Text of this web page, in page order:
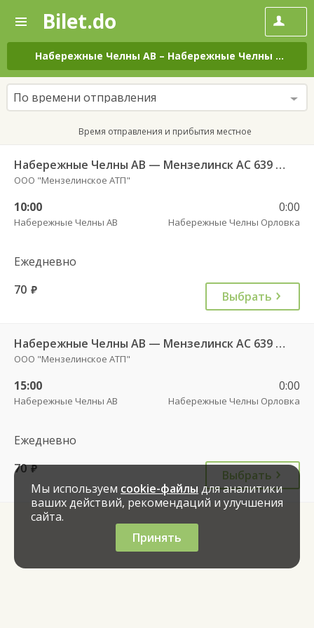
—
Поиск
и
покупка
билетов
на
автобус
онлайн
Bilet.do
Набережные Челны АВ – Набережные Челны Орловка
По времени отправления
Время отправления и прибытия местное
Набережные Челны АВ — Мензелинск АС 639 РТ
ООО "Мензелинское АТП"
10:00
Набережные Челны АВ
0:00
Набережные Челны Орловка
Ежедневно
70 руб. Выбрать
Набережные Челны АВ — Мензелинск АС 639 РТ
ООО "Мензелинское АТП"
15:00
Набережные Челны АВ
0:00
Набережные Челны Орловка
Ежедневно
70 руб.
Выбрать
Мы используем cookie-файлы для аналитики
ваших действий, рекомендаций и улучшения
сайта.
Принять